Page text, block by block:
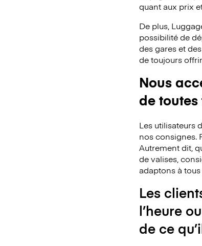
quant aux prix
De plus,
possibilité de
des gares et
de toujours
Nous
de
Les utilisateurs
nos consignes.
Autrement dit,
de valises,
adaptons à
Les
l’heure
de ce